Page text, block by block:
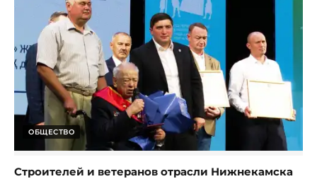
ОБЩЕСТВО
Строителей и ветеранов отрасли Нижнекамска